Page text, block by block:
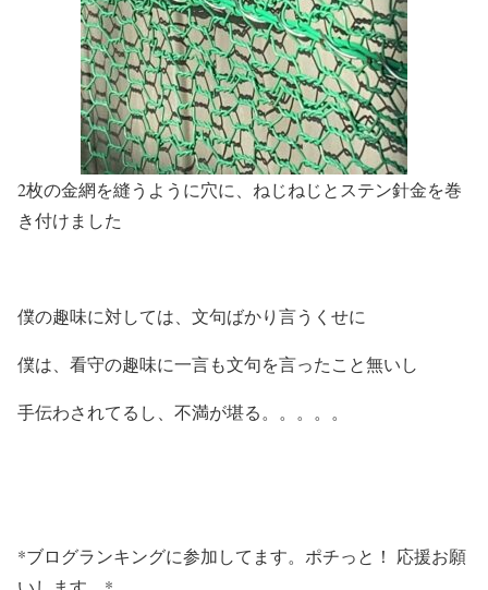
2枚の金網を縫うように穴に、ねじねじとステン針金を巻
き付けました
僕の趣味に対しては、文句ばかり言うくせに
僕は、看守の趣味に一言も文句を言ったこと無いし
手伝わされてるし、不満が堪る。。。。。
*ブログランキングに参加してます。ポチっと！ 応援お願